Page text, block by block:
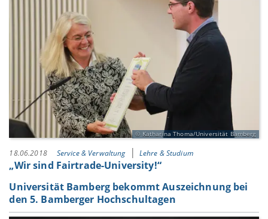
Katharina Thoma/Universität Bamberg
18.06.2018 Service & Verwaltung Lehre & Studium
„Wir sind Fairtrade-University!“
Universität Bamberg bekommt Auszeichnung bei
den 5. Bamberger Hochschultagen